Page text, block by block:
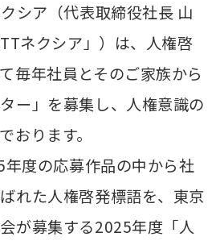
シア（代表取締役社長 山
ネクシア」）は、人権啓
毎年社員とそのご家族から
ー」を募集し、人権意識の
おります。
度の応募作品の中から社
れた人権啓発標語を、東京
が募集する2025年度「人